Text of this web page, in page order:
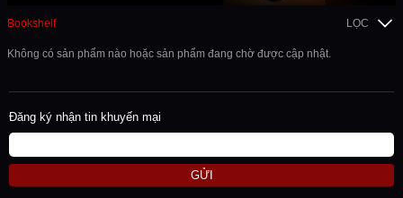
Bookshelf LỌC
Không có sản phẩm nào hoặc sản phẩm đang chờ được cập nhật.
Đăng ký nhận tin khuyến mại
GỬI